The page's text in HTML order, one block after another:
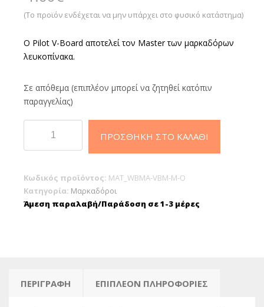
(Το προϊόν ενδέχεται να μην υπάρχει στο φυσικό κατάστημα)
Ο Pilot V-Board αποτελεί τον Master των μαρκαδόρων
λευκοπίνακα.
Σε απόθεμα (επιπλέον μπορεί να ζητηθεί κατόπιν
παραγγελίας)
μαρκαδόρος
πίνακα
ΠΡΟΣΘΉΚΗ ΣΤΟ ΚΑΛΆΘΙ
Κωδικός προϊόντος: MAT_WBMA-VBM-M-O
Κατηγορία: Μαρκαδόροι
Άμεση παραλαβή/Παράδοση σε 1-3 μέρες
ΠΕΡΙΓΡΑΦΉ ΕΠΙΠΛΈΟΝ ΠΛΗΡΟΦΟΡΊΕΣ